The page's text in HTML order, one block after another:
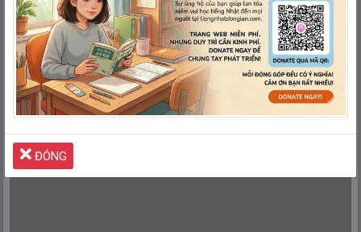
Quảng cáo giúp Tiếng Nhật Đơn Giản duy trì Website
LUÔN MIỄN PHÍ
Xin lỗi vì đã làm phiền mọi người!
ĐÓNG